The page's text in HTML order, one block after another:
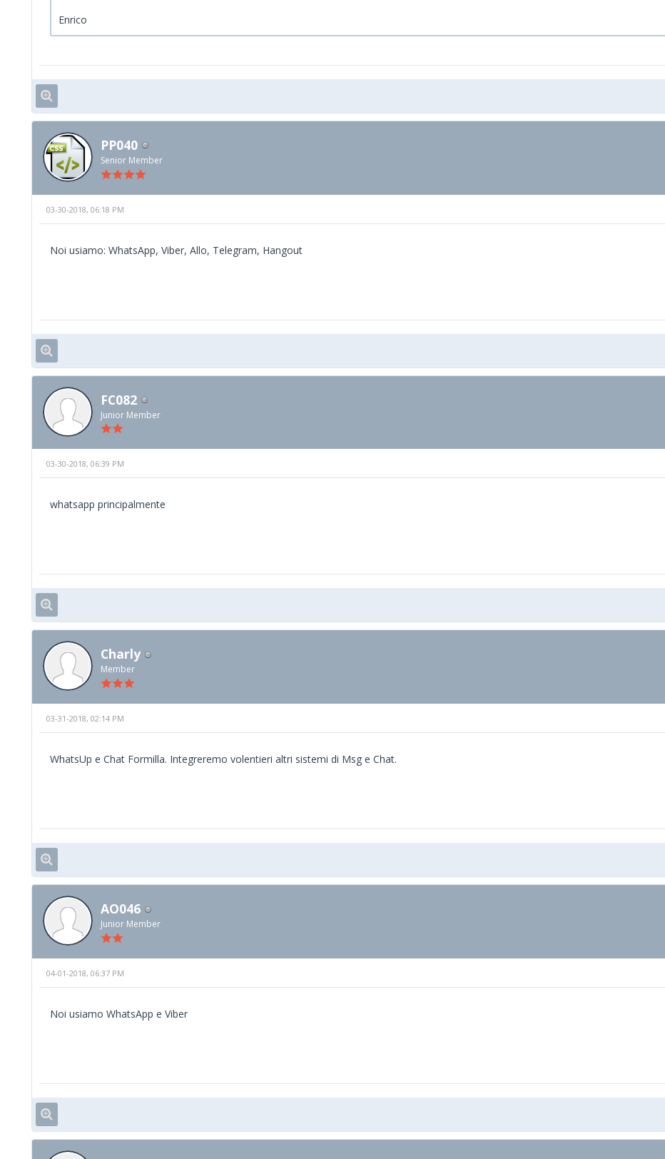
Enrico
PP040
Senior Member
03-30-2018, 06:18 PM
Noi usiamo: WhatsApp, Viber, Allo, Telegram, Hangout
FC082
Junior Member
03-30-2018, 06:39 PM
whatsapp principalmente
Charly
Member
03-31-2018, 02:14 PM
WhatsUp e Chat Formilla. Integreremo volentieri altri sistemi di Msg e Chat.
AO046
Junior Member
04-01-2018, 06:37 PM
Noi usiamo WhatsApp e Viber